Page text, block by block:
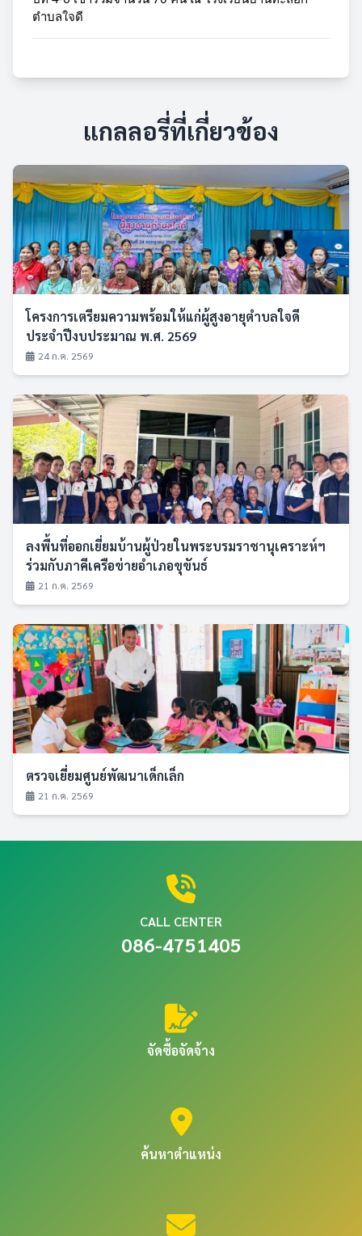
ตำบลใจดี
แกลลอรี่ที่เกี่ยวข้อง
โครงการเตรียมความพร้อมให้แก่ผู้สูงอายุตำบลใจดี
ประจำปีงบประมาณ พ.ศ. 2569
24 ก.ค. 2569
ลงพื้นที่ออกเยี่ยมบ้านผู้ป่วยในพระบรมราชานุเคราะห์ฯ
ร่วมกับภาคีเครือข่ายอำเภอขุขันธ์
21 ก.ค. 2569
ตรวจเยี่ยมศูนย์พัฒนาเด็กเล็ก
21 ก.ค. 2569
CALL CENTER
086-4751405
จัดซื้อจัดจ้าง
ค้นหาตำแหน่ง